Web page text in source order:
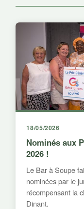
18/05/2026
Nominés aux
2026 !
Le Bar à Soupe
nominées par le
récompensant la
Dinant.